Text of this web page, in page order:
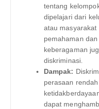
tentang
dipelajari dari
atau
pemahaman
keberagaman
diskriminasi.
Dampak:
perasaan
dapat